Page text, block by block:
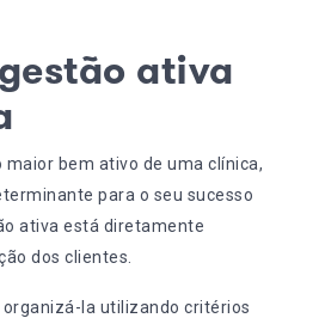
ativa
bem ativo de uma clínica,
para o seu sucesso
ativa está diretamente
dos clientes.
la utilizando critérios